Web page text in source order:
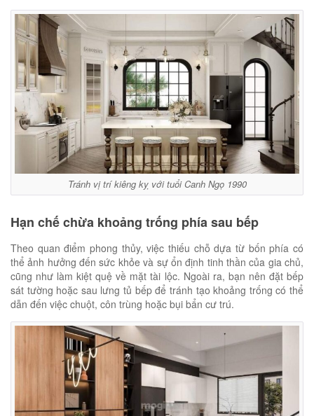
Tránh vị trí kiêng kỵ với tuổi Canh Ngọ 1990
Hạn chế chừa khoảng trống phía sau bếp
Theo quan điểm phong thủy, việc thiếu chỗ dựa từ bốn phía có
thể ảnh hưởng đến sức khỏe và sự ổn định tinh thần của gia chủ,
cũng như làm kiệt quệ về mặt tài lộc. Ngoài ra, bạn nên đặt bếp
sát tường hoặc sau lưng tủ bếp để tránh tạo khoảng trống có thể
dẫn đến việc chuột, côn trùng hoặc bụi bẩn cư trú.